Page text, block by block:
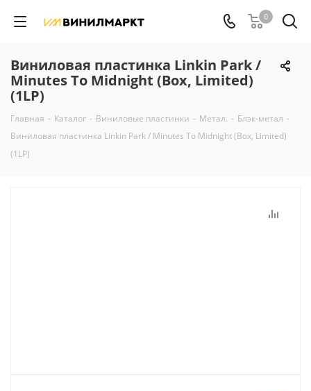
0
Виниловая пластинка Linkin Park /
Minutes To Midnight (Box, Limited)
(1LP)
Главная - Каталог - Виниловые пластинки - Метал. - Блэк-метал -
Виниловая пластинка Linkin Park / Minutes To Midnight (Box, Limited)
(1LP)